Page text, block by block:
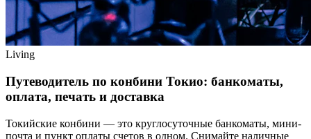
Living
Путеводитель по конбини Токио: банкоматы,
оплата, печать и доставка
Токийские конбини — это круглосуточные банкоматы, мини-
почта и пункт оплаты счетов в одном. Снимайте наличные